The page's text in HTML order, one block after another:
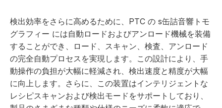
検出効率をさらに高めるために、PTC の s缶詰音響トモ
グラフィー には自動ロードおよびアンロード機械を装備
することができ、ロード、スキャン、検査、アンロード
の完全自動プロセスを実現します。この設計により、手
動操作の負担が大幅に軽減され、検出速度と精度が大幅
に向上します。さらに、この装置はインテリジェントな
レシピスキャンおよび検出モードをサポートしており、